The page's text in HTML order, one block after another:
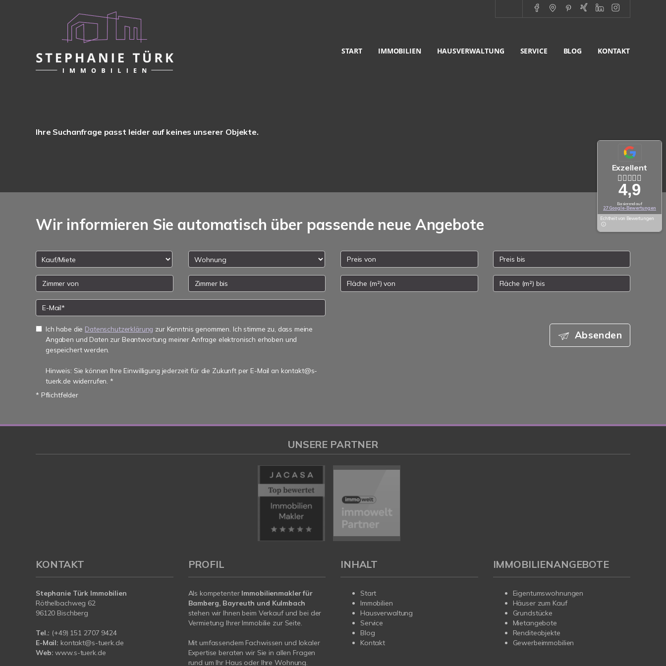
START IMMOBILIEN HAUSVERWALTUNG SERVICE BLOG KONTAKT
Ihre Suchanfrage passt leider auf keines unserer Objekte.
Wir informieren Sie automatisch über passende neue Angebote
Ich habe die Datenschutzerklärung zur Kenntnis genommen. Ich stimme zu, dass meine
Angaben und Daten zur Beantwortung meiner Anfrage elektronisch erhoben und
gespeichert werden.
Hinweis: Sie können Ihre Einwilligung jederzeit für die Zukunft per E-Mail an kontakt@s-
tuerk.de widerrufen. *
* Pflichtfelder
Absenden
Exzellent
4,9
Basierend auf
27 Google-Bewertungen
Echtheit von Bewertungen
UNSERE PARTNER
KONTAKT
Stephanie Türk Immobilien
Röthelbachweg 62
96120 Bischberg
Tel.: (+49) 151 2707 9424
E-Mail: kontakt@s-tuerk.de
Web: www.s-tuerk.de
PROFIL
Als kompetenter Immobilienmakler für
Bamberg, Bayreuth und Kulmbach
stehen wir Ihnen beim Verkauf und bei der
Vermietung Ihrer Immobilie zur Seite.
Mit umfassendem Fachwissen und lokaler
Expertise beraten wir Sie in allen Fragen
rund um Ihr Haus oder Ihre Wohnung.
INHALT
Start
Immobilien
Hausverwaltung
Service
Blog
Kontakt
IMMOBILIENANGEBOTE
Eigentumswohnungen
Häuser zum Kauf
Grundstücke
Mietangebote
Renditeobjekte
Gewerbeimmobilien